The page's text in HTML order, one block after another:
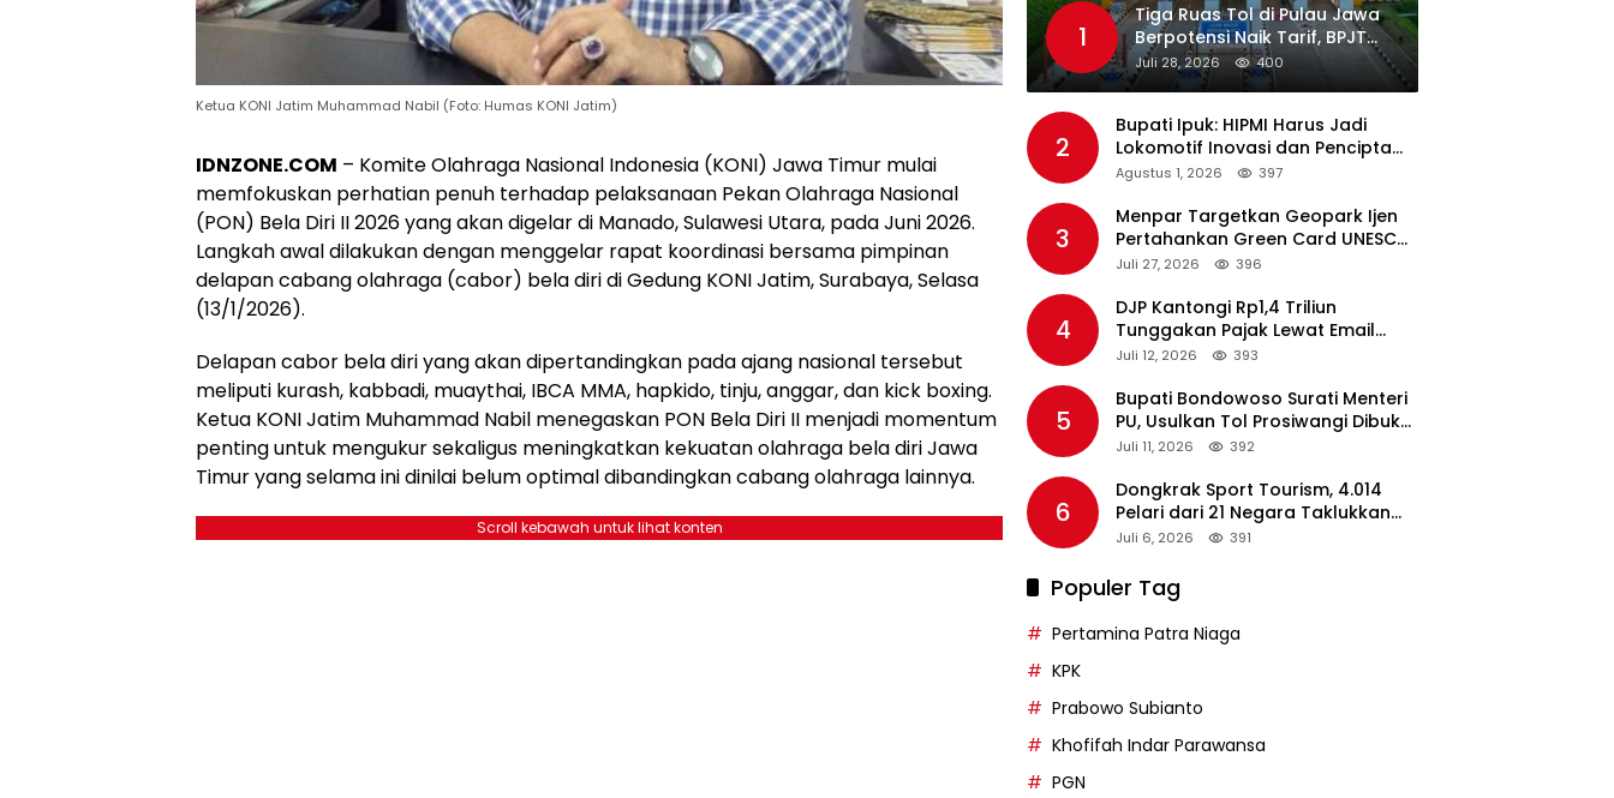
Ketua KONI Jatim Muhammad Nabil (Foto: Humas KONI Jatim)
IDNZONE.COM – Komite Olahraga Nasional Indonesia (KONI) Jawa Timur mulai
memfokuskan perhatian penuh terhadap pelaksanaan Pekan Olahraga Nasional
(PON) Bela Diri II 2026 yang akan digelar di Manado, Sulawesi Utara, pada Juni 2026.
Langkah awal dilakukan dengan menggelar rapat koordinasi bersama pimpinan
delapan cabang olahraga (cabor) bela diri di Gedung KONI Jatim, Surabaya, Selasa
(13/1/2026).
Delapan cabor bela diri yang akan dipertandingkan pada ajang nasional tersebut
meliputi kurash, kabbadi, muaythai, IBCA MMA, hapkido, tinju, anggar, dan kick boxing.
Ketua KONI Jatim Muhammad Nabil menegaskan PON Bela Diri II menjadi momentum
penting untuk mengukur sekaligus meningkatkan kekuatan olahraga bela diri Jawa
Timur yang selama ini dinilai belum optimal dibandingkan cabang olahraga lainnya.
Scroll kebawah untuk lihat konten
1
Tiga Ruas Tol di Pulau Jawa
Berpotensi Naik Tarif, BPJT
Tunggu Hasil Evaluasi
Standar Pelayanan
Juli 28, 2026 400
2
Bupati Ipuk: HIPMI Harus Jadi
Lokomotif Inovasi dan Pencipta
Lapangan Kerja
Agustus 1, 2026 397
3
Menpar Targetkan Geopark Ijen
Pertahankan Green Card UNESCO
pada Revalidasi Agustus 2026
Juli 27, 2026 396
4
DJP Kantongi Rp1,4 Triliun
Tunggakan Pajak Lewat Email
Pengingat, Total Piutang Masih
Juli 12, 2026 393
5
Bupati Bondowoso Surati Menteri
PU, Usulkan Tol Prosiwangi Dibuka
Sementara
Juli 11, 2026 392
6
Dongkrak Sport Tourism, 4.014
Pelari dari 21 Negara Taklukkan
Jalur Ekstrem Mantra 116
Juli 6, 2026 391
Populer Tag
Pertamina Patra Niaga
KPK
Prabowo Subianto
Khofifah Indar Parawansa
PGN